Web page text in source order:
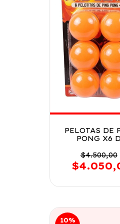
PELOTAS DE
PONG X6
BLISTER COD
FD400
$4.500,00
10%